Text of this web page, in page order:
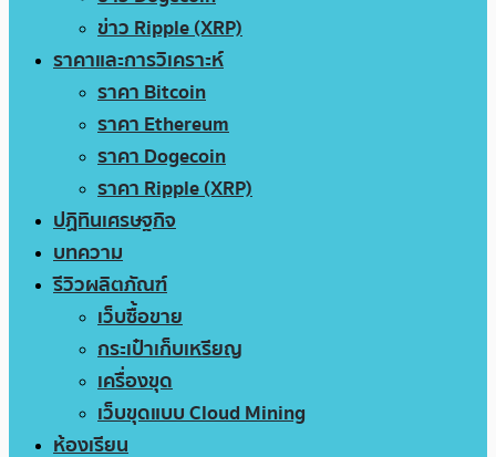
ข่าว Ripple (XRP)
ราคาและการวิเคราะห์
ราคา Bitcoin
ราคา Ethereum
ราคา Dogecoin
ราคา Ripple (XRP)
ปฏิทินเศรษฐกิจ
บทความ
รีวิวผลิตภัณฑ์
เว็บซื้อขาย
กระเป๋าเก็บเหรียญ
เครื่องขุด
เว็บขุดแบบ Cloud Mining
ห้องเรียน